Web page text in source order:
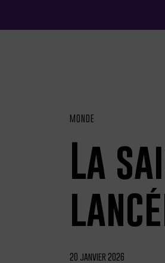
MONDE
La
20 janvier 2026